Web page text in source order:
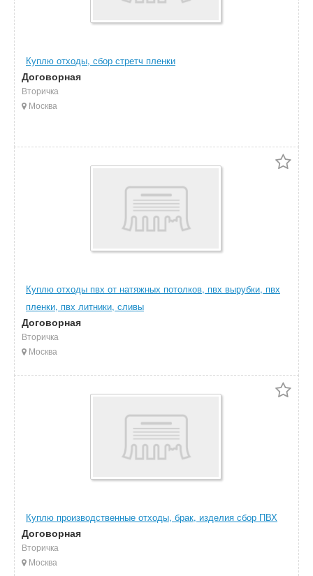
Куплю отходы, сбор стретч пленки
Договорная
Вторичка
Москва
Куплю отходы пвх от натяжных потолков, пвх вырубки, пвх
пленки, пвх литники, сливы
Договорная
Вторичка
Москва
Куплю производственные отходы, брак, изделия сбор ПВХ
Договорная
Вторичка
Москва